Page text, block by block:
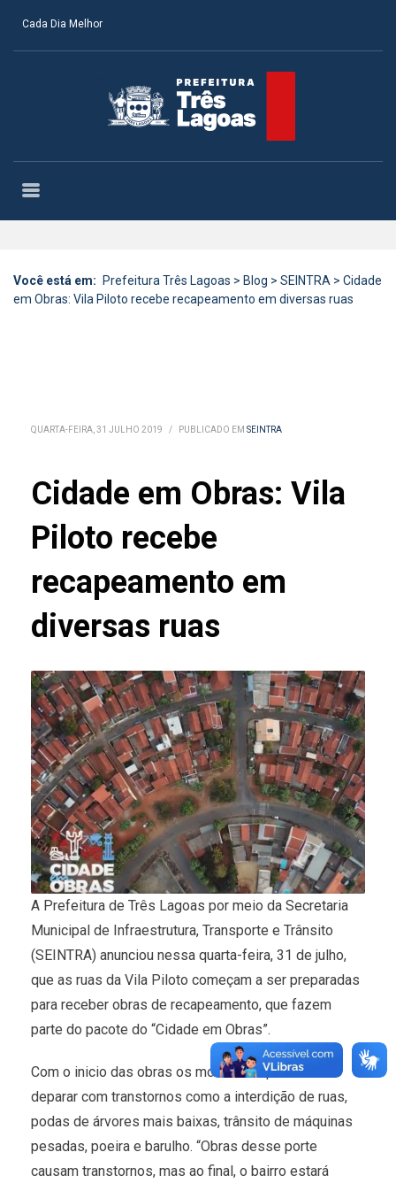
Cada Dia Melhor
Você está em: Prefeitura Três Lagoas > Blog > SEINTRA > Cidade
em Obras: Vila Piloto recebe recapeamento em diversas ruas
QUARTA-FEIRA, 31 JULHO 2019 / PUBLICADO EM SEINTRA
Cidade em Obras: Vila
Piloto recebe
recapeamento em
diversas ruas
A Prefeitura de Três Lagoas por meio da Secretaria
Municipal de Infraestrutura, Transporte e Trânsito
(SEINTRA) anunciou nessa quarta-feira, 31 de julho,
que as ruas da Vila Piloto começam a ser preparadas
para receber obras de recapeamento, que fazem
parte do pacote do “Cidade em Obras”.
Com o inicio das obras os moradores poderão se
deparar com transtornos como a interdição de ruas,
podas de árvores mais baixas, trânsito de máquinas
pesadas, poeira e barulho. “Obras desse porte
causam transtornos, mas ao final, o bairro estará